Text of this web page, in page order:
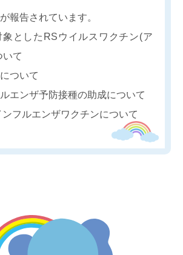
報告されています。
としたRSウイルスワクチン(ア
いて
ついて
エンザ予防接種の助成について
フルエンザワクチンについて